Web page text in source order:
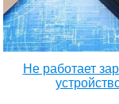
Не работает